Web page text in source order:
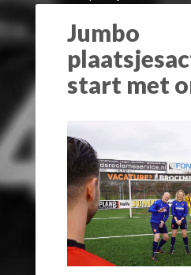
Jumbo
start met